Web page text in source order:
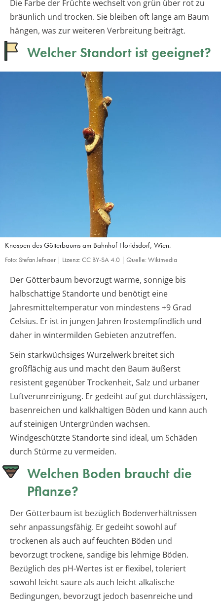
Die Farbe der Früchte wechselt von grün über rot zu
bräunlich und trocken. Sie bleiben oft lange am Baum
hängen, was zur weiteren Verbreitung beiträgt.
Welcher Standort ist geeignet?
Knospen des Götterbaums am Bahnhof Floridsdorf, Wien.
Foto: Stefan.lefnaer | Lizenz: CC BY-SA 4.0 | Quelle: Wikimedia
Der Götterbaum bevorzugt warme, sonnige bis
halbschattige Standorte und benötigt eine
Jahresmitteltemperatur von mindestens +9 Grad
Celsius. Er ist in jungen Jahren frostempfindlich und
daher in wintermilden Gebieten anzutreffen.
Sein starkwüchsiges Wurzelwerk breitet sich
großflächig aus und macht den Baum äußerst
resistent gegenüber Trockenheit, Salz und urbaner
Luftverunreinigung. Er gedeiht auf gut durchlässigen,
basenreichen und kalkhaltigen Böden und kann auch
auf steinigen Untergründen wachsen.
Windgeschützte Standorte sind ideal, um Schäden
durch Stürme zu vermeiden.
Welchen Boden braucht die
Pflanze?
Der Götterbaum ist bezüglich Bodenverhältnissen
sehr anpassungsfähig. Er gedeiht sowohl auf
trockenen als auch auf feuchten Böden und
bevorzugt trockene, sandige bis lehmige Böden.
Bezüglich des pH-Wertes ist er flexibel, toleriert
sowohl leicht saure als auch leicht alkalische
Bedingungen, bevorzugt jedoch basenreiche und